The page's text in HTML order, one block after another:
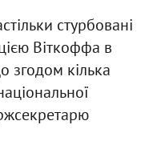
стурбовані
Віткоффа в
згодом кілька